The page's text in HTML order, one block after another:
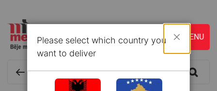
Please select which country you
want to deliver
Mbyll